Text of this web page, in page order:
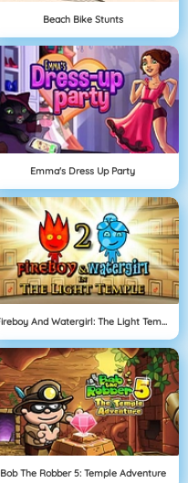
Beach Bike Stunts
Emma's Dress Up Party
Fireboy And Watergirl: The Light Temple
Bob The Robber 5: Temple Adventure